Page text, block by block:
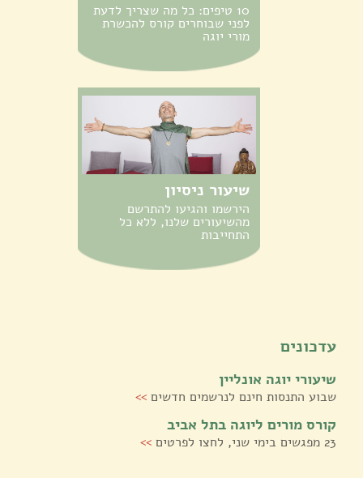
10 טיפים: כל מה שצריך לדעת
לפני שבוחרים קורס להכשרת
מורי יוגה
שיעור ניסיון
הירשמו והגיעו להתרשם
מהשיעורים שלנו, ללא כל
התחייבות
עדכונים
שיעורי יוגה אונליין
שבוע התנסות חינם לנרשמים חדשים >>
קורס מורים ליוגה בתל אביב
23 מפגשים בימי שני, לחצו לפרטים >>